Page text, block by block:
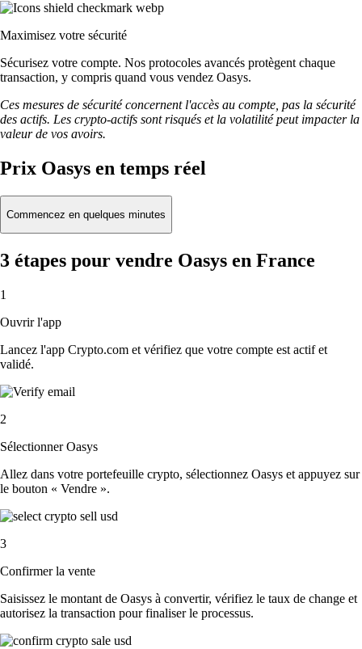
Maximisez votre sécurité
Sécurisez votre compte. Nos protocoles avancés protègent chaque
transaction, y compris quand vous vendez Oasys.
Ces mesures de sécurité concernent l'accès au compte, pas la sécurité
des actifs. Les crypto-actifs sont risqués et la volatilité peut impacter la
valeur de vos avoirs.
Prix Oasys en temps réel
Commencez en quelques minutes
3 étapes pour vendre Oasys en France
1
Ouvrir l'app
Lancez l'app Crypto.com et vérifiez que votre compte est actif et
validé.
2
Sélectionner Oasys
Allez dans votre portefeuille crypto, sélectionnez Oasys et appuyez sur
le bouton « Vendre ».
3
Confirmer la vente
Saisissez le montant de Oasys à convertir, vérifiez le taux de change et
autorisez la transaction pour finaliser le processus.